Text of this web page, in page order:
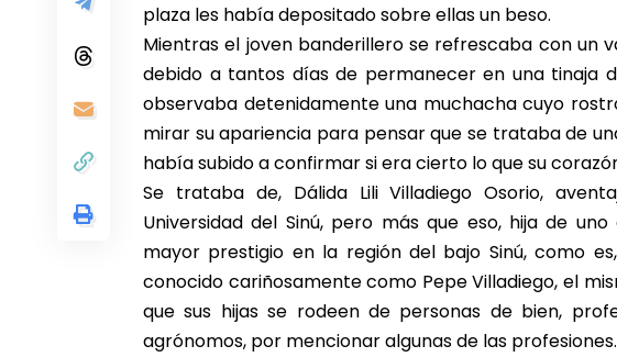
plaza les había depositado sobre ellas un beso.
Mientras el joven banderillero se refrescaba con un
debido a tantos días de permanecer en una tinaja
observaba detenidamente una muchacha cuyo
mirar su apariencia para pensar que se trataba de
había subido a confirmar si era cierto lo que su
Se trataba de, Dálida Lili Villadiego Osorio,
Universidad del Sinú, pero más que eso, hija de
mayor prestigio en la región del bajo Sinú, como
conocido cariñosamente como Pepe Villadiego, el
que sus hijas se rodeen de personas de bien,
agrónomos, por mencionar algunas de las profesiones.